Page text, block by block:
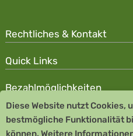
Rechtliches & Kontakt
Quick Links
Bezahlmöglichkeiten
Copyright © 2026 Team Santé
Remedia Homöopathie GmbH
Diese Website nutzt Cookies,
bestmögliche Funktionalität
können. Weitere